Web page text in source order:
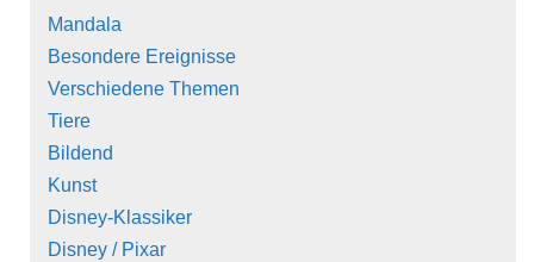
Mandala
Besondere Ereignisse
Verschiedene Themen
Tiere
Bildend
Kunst
Disney-Klassiker
Disney / Pixar